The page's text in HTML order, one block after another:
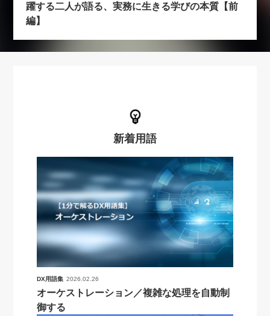
躍する二人が語る、実務に生きる学びの本質【前
編】
新着用語
DX用語集 2026.02.26
オーケストレーション／複雑な処理を自動制
御する